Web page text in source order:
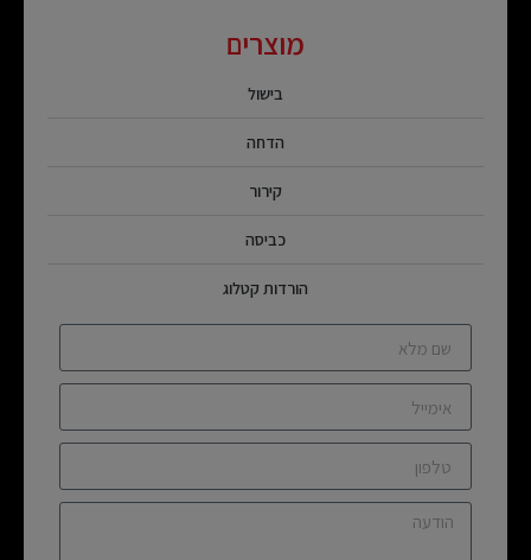
מוצרים
בישול
הדחה
קירור
כביסה
הורדות קטלוג